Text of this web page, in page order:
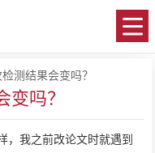
测结果会变吗？
吗？
，我之前改论文时就遇到